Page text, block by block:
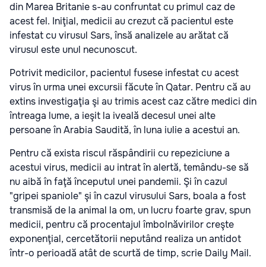
din Marea Britanie s-au confruntat cu primul caz de
acest fel. Iniţial, medicii au crezut că pacientul este
infestat cu virusul Sars, însă analizele au arătat că
virusul este unul necunoscut.
Potrivit medicilor, pacientul fusese infestat cu acest
virus în urma unei excursii făcute în Qatar. Pentru că au
extins investigaţia şi au trimis acest caz către medici din
întreaga lume, a ieşit la iveală decesul unei alte
persoane în Arabia Saudită, în luna iulie a acestui an.
Pentru că exista riscul răspândirii cu repeziciune a
acestui virus, medicii au intrat în alertă, temându-se să
nu aibă în faţă începutul unei pandemii. Şi în cazul
"gripei spaniole" şi în cazul virusului Sars, boala a fost
transmisă de la animal la om, un lucru foarte grav, spun
medicii, pentru că procentajul îmbolnăvirilor creşte
exponenţial, cercetătorii neputând realiza un antidot
într-o perioadă atât de scurtă de timp, scrie Daily Mail.